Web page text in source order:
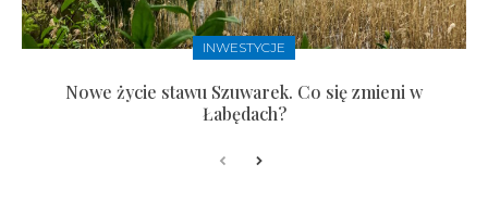
INWESTYCJE
Nowe życie stawu Szuwarek. Co się zmieni w
Łabędach?